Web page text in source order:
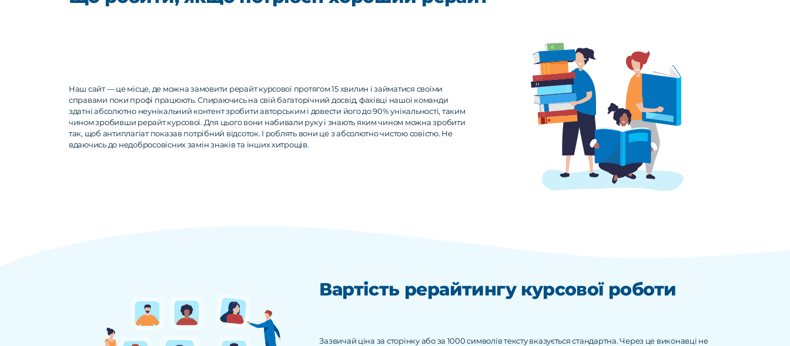
Наш сайт — це місце, де можна замовити рерайт курсової протягом 15 хвилин і займатися своїми
справами поки профі працюють. Спираючись на свій багаторічний досвід, фахівці нашої команди
здатні абсолютно неунікальний контент зробити авторським і довести його до 90% унікальності, таким
чином зробивши рерайт курсової. Для цього вони набивали руку і знають яким чином можна зробити
так, щоб антиплагіат показав потрібний відсоток. І роблять вони це з абсолютно чистою совістю. Не
вдаючись до недобросовісних замін знаків та інших хитрощів.
Вартість рерайтингу курсової роботи
Зазвичай ціна за сторінку або за 1000 символів тексту вказується стандартна. Через це виконавці не